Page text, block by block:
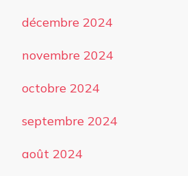
décembre 2024
novembre 2024
octobre 2024
septembre 2024
août 2024